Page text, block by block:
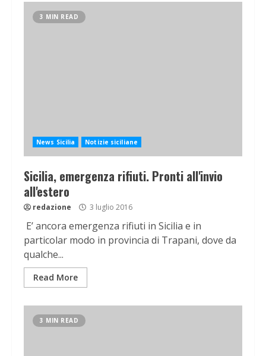
3 MIN READ
News Sicilia Notizie siciliane
Sicilia, emergenza rifiuti. Pronti all'invio
all'estero
redazione 3 luglio 2016
E’ ancora emergenza rifiuti in Sicilia e in
particolar modo in provincia di Trapani, dove da
qualche...
Read More
3 MIN READ